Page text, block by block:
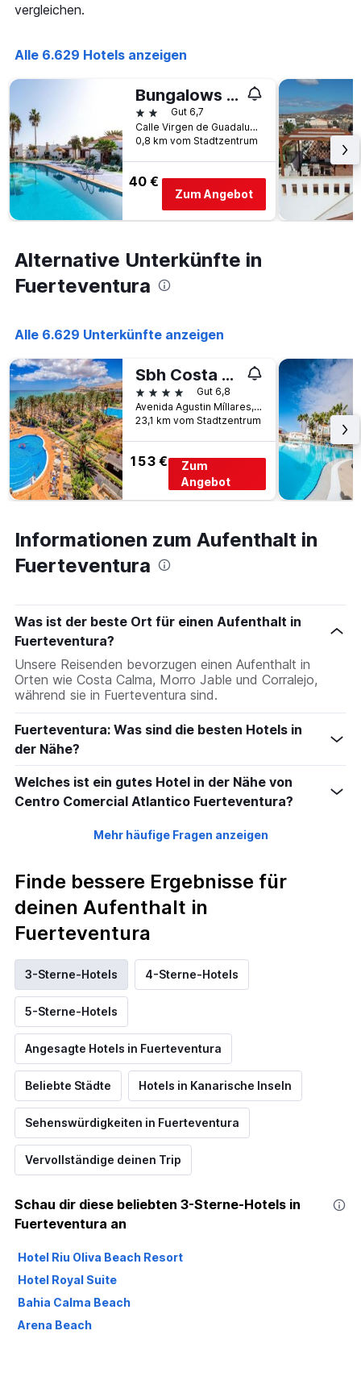
vergleichen.
Alle 6.629 Hotels anzeigen
Bungalows Castillo Club Lake
2 SterneGut 6,7
Calle Virgen de Guadalupe 18, Caleta de Fuste, Fuerteventura, Spanien
0,8 km vom Stadtzentrum
40 €
Zum Angebot
Alternative Unterkünfte in
Fuerteventura
Alle 6.629 Unterkünfte anzeigen
Sbh Costa Calma Beach Resort Hotel
4 Sterne
Gut 6,8
Avenida Agustin Míllares, 2-6, Pájara, Fuerteventura, Spanien
23,1 km vom Stadtzentrum
153 €
Zum
Angebot
Informationen zum Aufenthalt in
Fuerteventura
Was ist der beste Ort für einen Aufenthalt in
Fuerteventura?
Unsere Reisenden bevorzugen einen Aufenthalt in
Orten wie Costa Calma, Morro Jable und Corralejo,
während sie in Fuerteventura sind.
Fuerteventura: Was sind die besten Hotels in
der Nähe?
Welches ist ein gutes Hotel in der Nähe von
Centro Comercial Atlantico Fuerteventura?
Mehr häufige Fragen anzeigen
Finde bessere Ergebnisse für
deinen Aufenthalt in
Fuerteventura
3-Sterne-Hotels 4-Sterne-Hotels
5-Sterne-Hotels
Angesagte Hotels in Fuerteventura
Beliebte Städte Hotels in Kanarische Inseln
Sehenswürdigkeiten in Fuerteventura
Vervollständige deinen Trip
Schau dir diese beliebten 3-Sterne-Hotels in
Fuerteventura an
Hotel Riu Oliva Beach Resort
Hotel Royal Suite
Bahia Calma Beach
Arena Beach